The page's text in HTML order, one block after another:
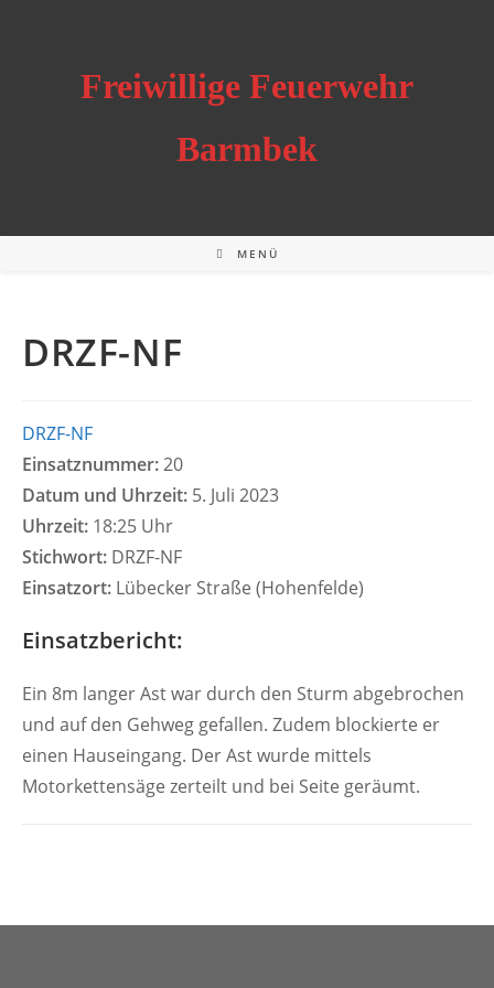
Freiwillige Feuerwehr
Barmbek
MENÜ
DRZF-NF
DRZF-NF
Einsatznummer:20
Datum und Uhrzeit: 5. Juli 2023
Uhrzeit: 18:25 Uhr
Stichwort: DRZF-NF
Einsatzort: Lübecker Straße (Hohenfelde)
Einsatzbericht:
Ein 8m langer Ast war durch den Sturm abgebrochen
und auf den Gehweg gefallen. Zudem blockierte er
einen Hauseingang. Der Ast wurde mittels
Motorkettensäge zerteilt und bei Seite geräumt.